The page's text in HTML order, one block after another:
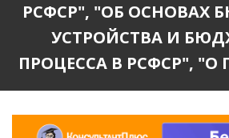
РСФСР", "ОБ ОСНОВАХ
УСТРОЙСТВА И
ПРОЦЕССА В РСФСР", "О